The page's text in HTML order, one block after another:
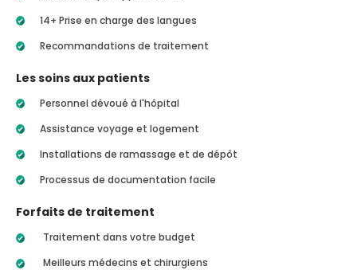
14+ Prise en charge des langues
Recommandations de traitement
Les soins aux patients
Personnel dévoué à l'hôpital
Assistance voyage et logement
Installations de ramassage et de dépôt
Processus de documentation facile
Forfaits de traitement
Traitement dans votre budget
Meilleurs médecins et chirurgiens